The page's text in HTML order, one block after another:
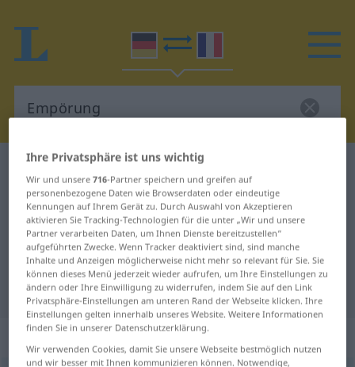
Deutsch-Französisch Wörterbuch
Deutsch-Französisch Übersetzung
für "Empörung"
"Empörung" Französisch
Übersetzung
„Empörung“: Femininum
Ihre Privatsphäre ist uns wichtig
Wir und unsere716-Partner speichern und greifen auf
personenbezogene Daten wie Browserdaten oder eindeutige
Kennungen auf Ihrem Gerät zu. Durch Auswahl von Akzeptieren
aktivieren Sie Tracking-Technologien für die unter „Wir und unsere
Partner verarbeiten Daten, um Ihnen Dienste bereitzustellen“
aufgeführten Zwecke. Wenn Tracker deaktiviert sind, sind manche
Inhalte und Anzeigen möglicherweise nicht mehr so relevant für Sie. Sie
können dieses Menü jederzeit wieder aufrufen, um Ihre Einstellungen zu
ändern oder Ihre Einwilligung zu widerrufen, indem Sie auf den Link
Privatsphäre-Einstellungen am unteren Rand der Webseite klicken. Ihre
Einstellungen gelten innerhalb unseres Website. Weitere Informationen
finden Sie in unserer Datenschutzerklärung.
Wir verwenden Cookies, damit Sie unsere Webseite bestmöglich nutzen
und wir besser mit Ihnen kommunizieren können. Notwendige,